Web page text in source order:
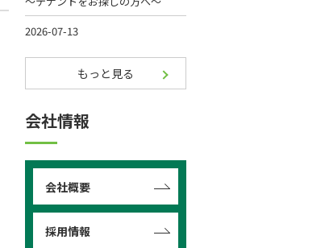
もっと見る
会社情報
会社概要
採用情報